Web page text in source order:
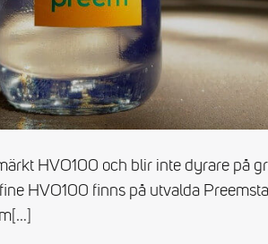
HVO100 och blir inte dyrare på
HVO100 finns på utvalda
[…]